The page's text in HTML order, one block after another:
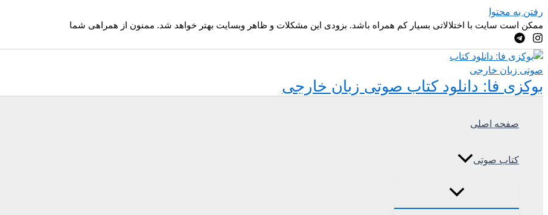
رفتن به محتوا
ممکن است سایت با اختلالاتی بسیار کم همراه باشد. بزودی این مشکلات و ظاهر وبسایت بهتر خواهد شد. ممنون از همراهی شما
بوکزی فا: دانلود کتاب صوتی زبان خارجی
صفحه اصلی
کتاب صوتی